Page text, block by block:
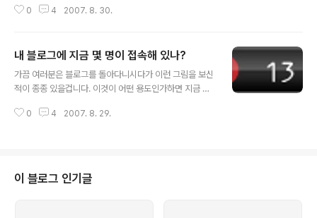
로거팁닷컴 님의 글 - 블로그에 예쁜 투표란을 넣어보자. 폴대디 위젯 에 너무
0 4 2007. 8. 30.
내 블로그에 지금 몇 명이 접속해 있나?
가끔 여러분은 블로그를 돌아다니시다가 이런 그림을 보신
적이 종종 있을겁니다. 이것이 어떤 용도인가하면 지금 내
입니다. 용도도 간단할뿐더러 무료입니다. 게다가 회원가
해서 설명하는 제가 부끄럽습니다. -_-; 단 옆쪽에 보시면
칼라 차트가 보이실겁니다. 이 곳을 클릭하면 저 위의 위젯
0 4 2007. 8. 29.
이 블로그 인기글